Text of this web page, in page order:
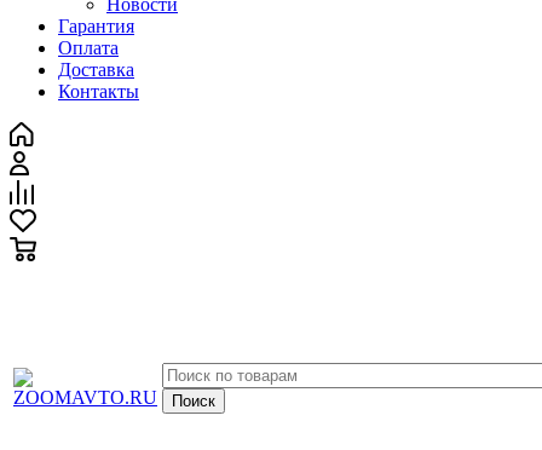
Новости
Гарантия
Оплата
Доставка
Контакты